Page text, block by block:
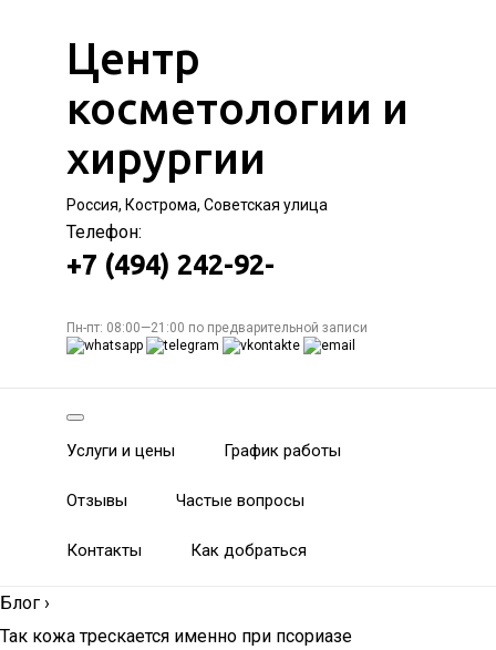
Центр
косметологии и
хирургии
Россия, Кострома, Советская улица
Телефон:
+7 (494) 242-92-
Пн-пт: 08:00—21:00 по предварительной записи
Услуги и цены График работы
Отзывы Частые вопросы
Контакты Как добраться
Блог ›
Так кожа трескается именно при псориазе